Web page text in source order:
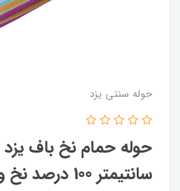
حوله سنتی یزد
سانتیمتر 100 درصد نخ ویسکوز